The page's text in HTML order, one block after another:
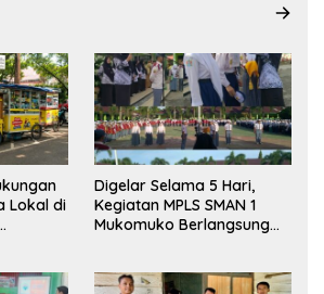
Lokal di
Digelar Selama 5 Hari,
Kegiatan MPLS SMAN 1
Mukomuko Berlangsung